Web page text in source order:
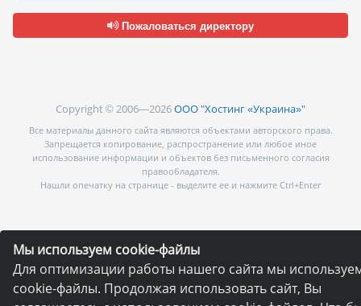
Мы используем cookie-файлы
Для оптимизации работы нашего сайта мы
cookie-файлы. Продолжая использовать сайт, Вы
Пожаловаться директору
Copyright © 2006—2026ООО "Хостинг «Украина»"
Все материалы данного сайта являются объектами авторского права.
Запрещается копирование, распространение или любое иное
использование информации и объектов без письменного согласия
правообладателя.
Нашли опечатку на странице - выделите ее и нажмите Ctrl+Enter